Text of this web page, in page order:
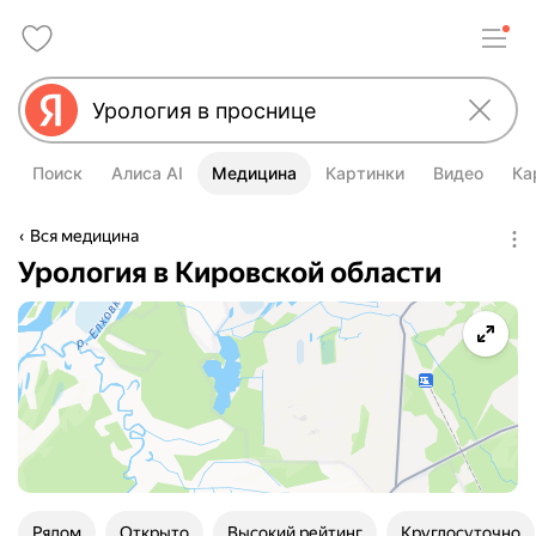
Поиск Алиса AI Медицина Картинки Видео
Вся медицина
Урология в Кировской области